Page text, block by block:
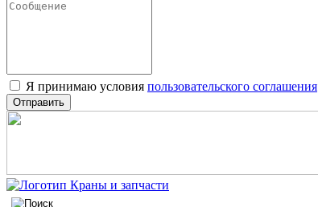
Я принимаю условия пользовательского соглашения
Отправить